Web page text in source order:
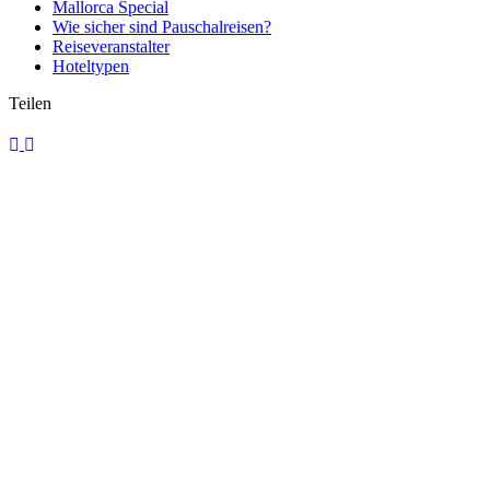
Mallorca Special
Wie sicher sind Pauschalreisen?
Reiseveranstalter
Hoteltypen
Teilen